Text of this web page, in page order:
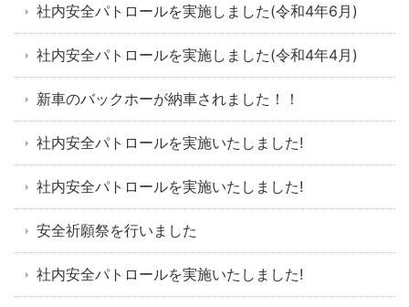
社内安全パトロールを実施しました(令和4年6月)
社内安全パトロールを実施しました(令和4年4月)
新車のバックホーが納車されました！！
社内安全パトロールを実施いたしました!
社内安全パトロールを実施いたしました!
安全祈願祭を行いました
社内安全パトロールを実施いたしました!